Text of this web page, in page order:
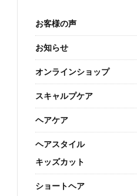
お客様の声
お知らせ
オンラインショップ
スキャルプケア
ヘアケア
ヘアスタイル
キッズカット
ショートヘア